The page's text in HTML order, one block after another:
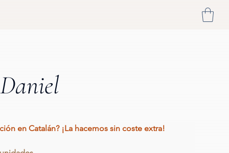
en Catalán? ¡La hacemos sin coste extra!